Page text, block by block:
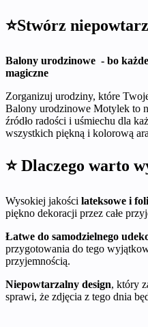
⭐Stwórz
Balony urodzinowe - bo
magiczne
Zorganizuj urodziny, które
Balony urodzinowe Motylek to
źródło radości i uśmiechu dla
wszystkich piękną i kolorową
⭐ Dlaczego warto
Wysokiej jakości lateksowe i
piękno dekoracji przez całe
Łatwe do samodzielnego
przygotowania do tego
przyjemnością.
Niepowtarzalny design, który
sprawi, że zdjęcia z tego dnia